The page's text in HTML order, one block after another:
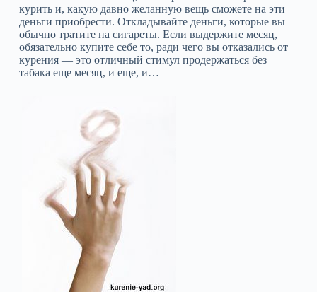
курить и, какую давно желанную вещь сможете на эти
деньги приобрести. Откладывайте деньги, которые вы
обычно тратите на сигареты. Если выдержите месяц,
обязательно купите себе то, ради чего вы отказались от
курения — это отличный стимул продержаться без
табака еще месяц, и еще, и…